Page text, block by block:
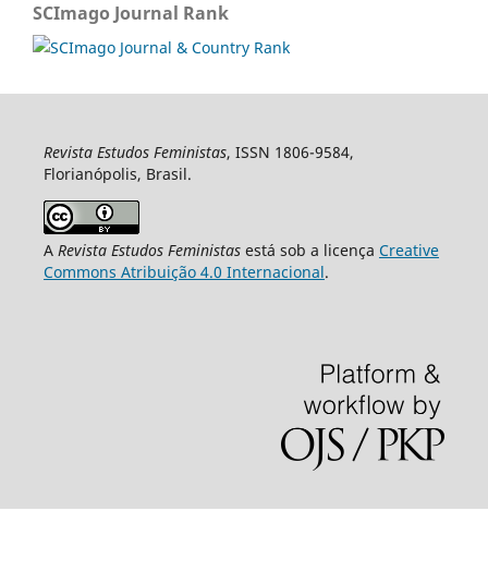
SCImago Journal Rank
Revista Estudos Feministas, ISSN 1806-9584,
Florianópolis, Brasil.
A Revista Estudos Feministasestá sob a licença Creative
Commons Atribuição 4.0 Internacional.